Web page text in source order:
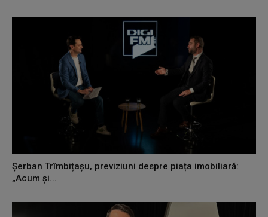
Șerban Trîmbițașu, previziuni despre piața imobiliară:
„Acum și...